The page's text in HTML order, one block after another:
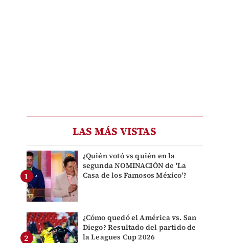
LAS MÁS VISTAS
¿Quién votó vs quién en la
segunda NOMINACIÓN de 'La
Casa de los Famosos México'?
¿Cómo quedó el América vs. San
Diego? Resultado del partido de
la Leagues Cup 2026